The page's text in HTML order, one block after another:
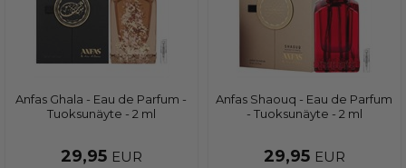
Anfas Ghala - Eau de Parfum -
Tuoksunäyte - 2 ml
29,95 EUR
Anfas Shaouq - Eau de Parfum
- Tuoksunäyte - 2 ml
29,95 EUR